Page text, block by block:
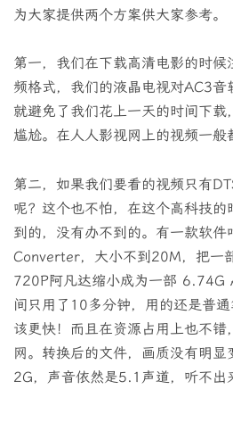
为大家提供两个方案供大家参考。
第一，我们在下载高清电影的时
频格式，我们的液晶电视对AC3音
就避免了我们花上一天的时间下
尴尬。在人人影视网上的视频一般
第二，如果我们要看的视频只有
呢？这个也不怕，在这个高科技
到的，没有办不到的。有一款软
Converter，大小不到20M，把一
720P阿凡达缩小成为一部 6.74G
间只用了10多分钟，用的还是普
该更快！而且在资源占用上也不错
网。转换后的文件，画质没有明显
2G，声音依然是5.1声道，听不出